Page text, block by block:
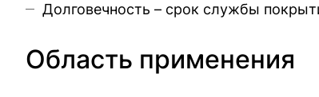
Долговечность – срок службы
Область применения